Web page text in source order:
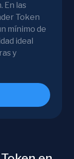
En las
Token
mínimo de
ideal
y